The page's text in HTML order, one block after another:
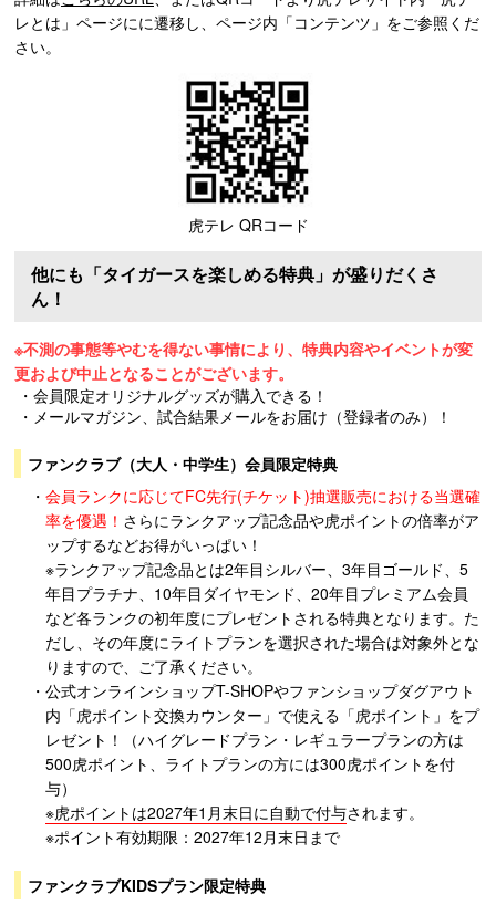
レとは」ページにに遷移し、ページ内「コンテンツ」をご参照くだ
さい。
虎テレ QRコード
他にも「タイガースを楽しめる特典」が盛りだくさ
ん！
※不測の事態等やむを得ない事情により、特典内容やイベントが変
更および中止となることがございます。
・会員限定オリジナルグッズが購入できる！
・メールマガジン、試合結果メールをお届け（登録者のみ）！
ファンクラブ（大人・中学生）会員限定特典
・ 会員ランクに応じてFC先行(チケット)抽選販売における当選確
率を優遇！ さらにランクアップ記念品や虎ポイントの倍率がア
ップするなどお得がいっぱい！
※ランクアップ記念品とは2年目シルバー、3年目ゴールド、5
年目プラチナ、10年目ダイヤモンド、20年目プレミアム会員
など各ランクの初年度にプレゼントされる特典となります。た
だし、その年度にライトプランを選択された場合は対象外とな
りますので、ご了承ください。
・公式オンラインショップT-SHOPやファンショップダグアウト
内「虎ポイント交換カウンター」で使える「虎ポイント」をプ
レゼント！（ハイグレードプラン・レギュラープランの方は
500虎ポイント、ライトプランの方には300虎ポイントを付
与）
※虎ポイントは2027年1月末日に自動で付与されます。
※ポイント有効期限：2027年12月末日まで
ファンクラブKIDSプラン限定特典